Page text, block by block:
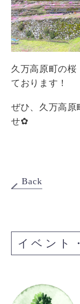
久万高原町の桜
ております！
ぜひ、久万高原
せ✿
Back
イベント